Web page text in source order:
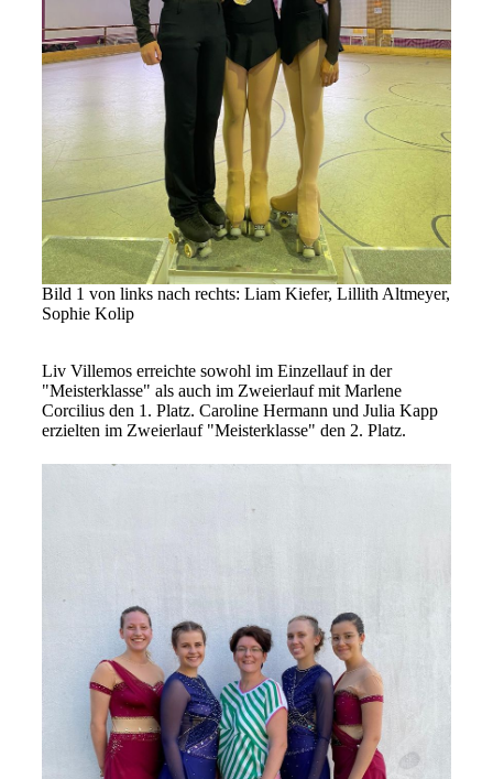
Bild 1 von links nach rechts: Liam Kiefer, Lillith Altmeyer,
Sophie Kolip
Liv Villemos erreichte sowohl im Einzellauf in der
"Meisterklasse" als auch im Zweierlauf mit Marlene
Corcilius den 1. Platz. Caroline Hermann und Julia Kapp
erzielten im Zweierlauf "Meisterklasse" den 2. Platz.